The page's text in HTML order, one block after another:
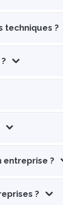
techniques ?
entreprise ?
?